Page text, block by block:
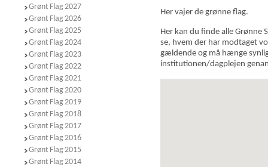
Her vajer de grønne flag.
Her kan du finde alle Grønne
se, hvem der har modtaget
gældende og må hænge
institutionen/dagplejen
Grønt Flag 2027
Grønt Flag 2026
Grønt Flag 2025
Grønt Flag 2024
Grønt Flag 2023
Grønt Flag 2022
Grønt Flag 2021
Grønt Flag 2020
Grønt Flag 2019
Grønt Flag 2018
Grønt Flag 2017
Grønt Flag 2016
Grønt Flag 2015
Grønt Flag 2014